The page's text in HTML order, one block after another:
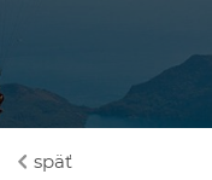
späť